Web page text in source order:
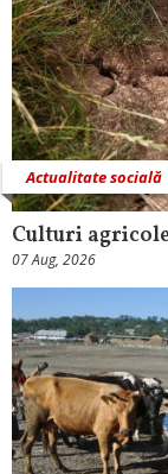
Actualitate socială
Culturi
07 Aug, 2026